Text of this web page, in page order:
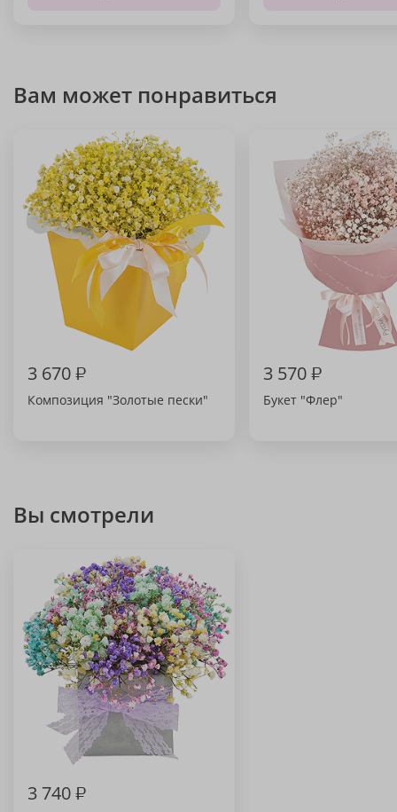
Вам может понравиться
3 670₽
Композиция "Золотые пески"
3 570₽
Букет "Флер"
Вы смотрели
3 740₽